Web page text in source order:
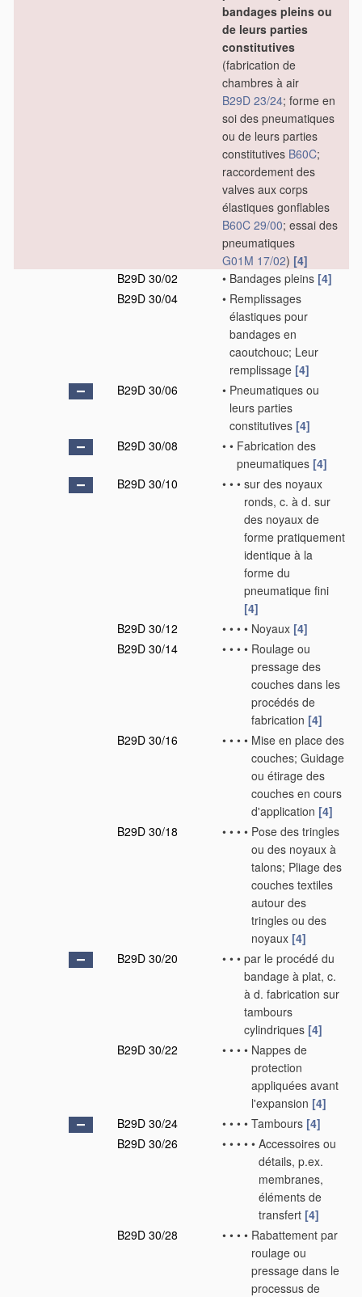
bandages pleins ou
de leurs parties
constitutives
(fabrication de
chambres à air
B29D 23/24; forme en
soi des pneumatiques
ou de leurs parties
constitutives B60C;
raccordement des
valves aux corps
élastiques gonflables
B60C 29/00; essai des
pneumatiques
G01M 17/02) [4]
B29D 30/02
• Bandages pleins [4]
B29D 30/04
• Remplissages
élastiques pour
bandages en
caoutchouc; Leur
remplissage [4]
B29D 30/06
• Pneumatiques ou
leurs parties
constitutives [4]
B29D 30/08
• • Fabrication des
pneumatiques [4]
B29D 30/10
• • • sur des noyaux
ronds, c. à d. sur
des noyaux de
forme pratiquement
identique à la
forme du
pneumatique fini
[4]
B29D 30/12
• • • • Noyaux [4]
B29D 30/14
• • • • Roulage ou
pressage des
couches dans les
procédés de
fabrication [4]
B29D 30/16
• • • • Mise en place des
couches; Guidage
ou étirage des
couches en cours
d'application [4]
B29D 30/18
• • • • Pose des tringles
ou des noyaux à
talons; Pliage des
couches textiles
autour des
tringles ou des
noyaux [4]
B29D 30/20
• • • par le procédé du
bandage à plat, c.
à d. fabrication sur
tambours
cylindriques [4]
B29D 30/22
• • • • Nappes de
protection
appliquées avant
l'expansion [4]
B29D 30/24
• • • • Tambours [4]
B29D 30/26
• • • • • Accessoires ou
détails, p.ex.
membranes,
éléments de
transfert [4]
B29D 30/28
• • • • Rabattement par
roulage ou
pressage dans le
processus de